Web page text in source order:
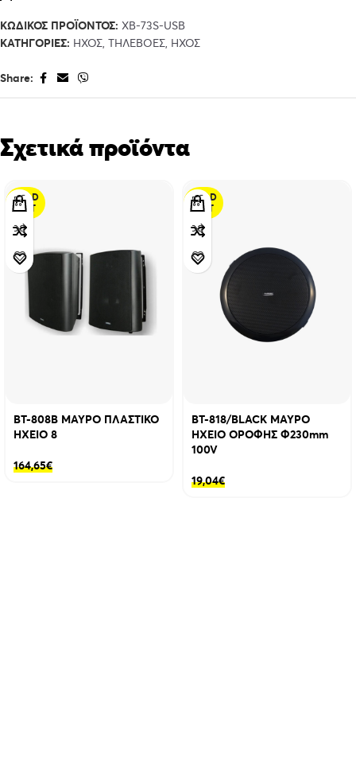
ΚΩΔΙΚΌΣ ΠΡΟΪΌΝΤΟΣ: XB-73S-USB
ΚΑΤΗΓΟΡΊΕΣ: ΉΧΟΣ, ΤΗΛΕΒΌΕΣ, ΉΧΟΣ
Share:
Σχετικά προϊόντα
SOLD
OUT
BT-808B ΜΑΥΡΟ ΠΛΑΣΤΙΚΟ
ΗΧΕΙΟ 8
164,65€
SOLD
OUT
BT-818/BLACK ΜΑΥΡΟ
ΗΧΕΙΟ ΟΡΟΦΗΣ Φ230mm
100V
19,04€